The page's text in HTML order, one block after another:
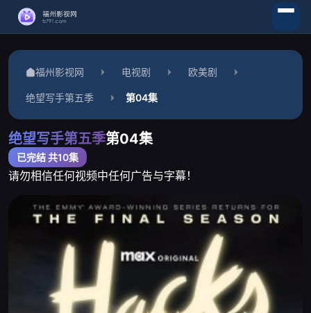
福州影视网 电视剧 欧美剧
绝望写手第五季 第04集
绝望写手第五季第04集
已完结 共10集
请勿相信任何视频中任何广告与字幕！